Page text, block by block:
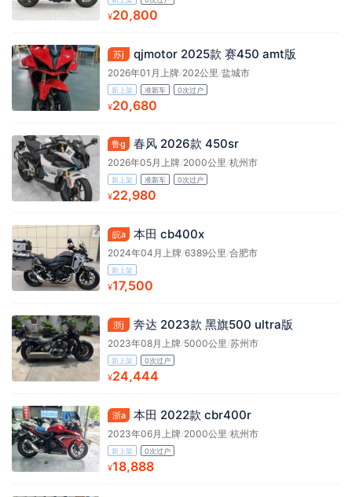
¥20,800
苏j qjmotor 2025款 赛450 amt版
2026年01月上牌/202公里 /盐城市
新上架 准新车 0次过户
¥20,680
鲁g 春风 2026款 450sr
2026年05月上牌/2000公里/杭州市
新上架 准新车 0次过户
¥22,980
皖a 本田 cb400x
2024年04月上牌/6389公里/合肥市
新上架
¥17,500
浙j 奔达 2023款 黑旗500 ultra版
2023年08月上牌/5000公里/苏州市
新上架 0次过户
¥24,444
浙a 本田 2022款 cbr400r
2023年06月上牌/2000公里/杭州市
新上架 0次过户
¥18,888